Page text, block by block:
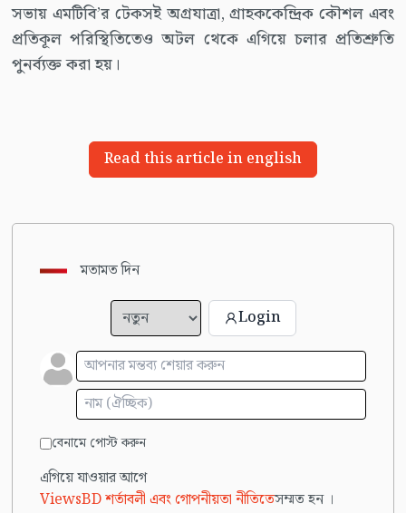
সভায় এমটিবি’র টেকসই অগ্রযাত্রা, গ্রাহককেন্দ্রিক কৌশল এবং
প্রতিকূল পরিস্থিতিতেও অটল থেকে এগিয়ে চলার প্রতিশ্রুতি
পুনর্ব্যক্ত করা হয়।
Read this article in english
মতামত দিন
Login
বেনামে পোস্ট করুন
এগিয়ে যাওয়ার আগে
ViewsBD শর্তাবলী এবং গোপনীয়তা নীতিতেসম্মত হন ।